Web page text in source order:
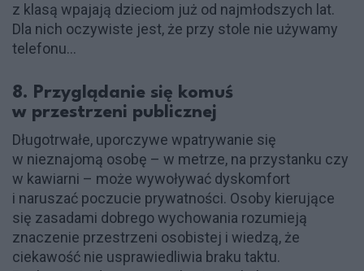
z klasą wpajają dzieciom już od najmłodszych lat.
Dla nich oczywiste jest, że przy stole nie używamy
telefonu…
8. Przyglądanie się komuś
w przestrzeni publicznej
Długotrwałe, uporczywe wpatrywanie się
w nieznajomą osobę – w metrze, na przystanku czy
w kawiarni – może wywoływać dyskomfort
i naruszać poczucie prywatności. Osoby kierujące
się zasadami dobrego wychowania rozumieją
znaczenie przestrzeni osobistej i wiedzą, że
ciekawość nie usprawiedliwia braku taktu.